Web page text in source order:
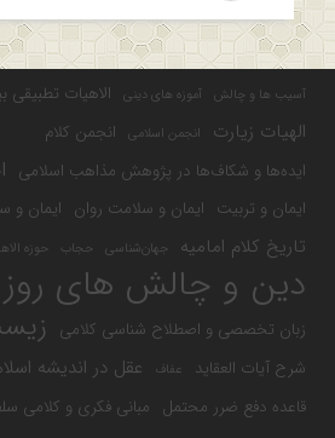
آسیب ها و چالش آموزه های دینی الاهیات تطبیقی
الهیات زیارت انجمن اسلامی
انجمن کلام
ایده‌ها و شکاف‌ها در پژوهش مذاهب اسلامی
ایمان و تربیت ایمان و سلامت روان ایمان و
تاریخ کلام امامیه جهان‌شناسی حجاب حوزه
دین و چالش های روز
زبان تخصصی و اصطلاح شناسی کلامی
شرح آیات العقاید عفاف عقل در اندیشه
قاعده دفع ضرر محتمل مبانی فکری و کلامی